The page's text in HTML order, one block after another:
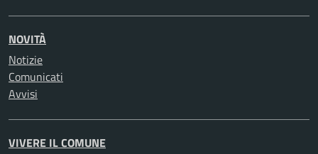
NOVITÀ
Notizie
Comunicati
Avvisi
VIVERE IL COMUNE